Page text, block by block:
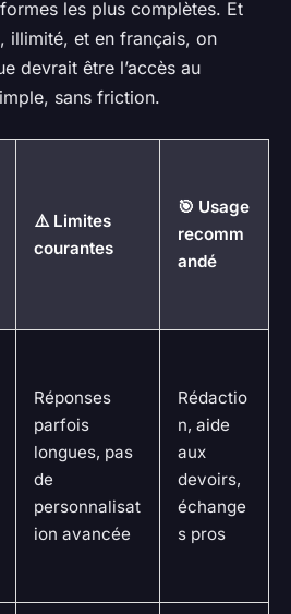
les plus complètes. Et
illimité, et en français, on
devrait être l’accès au
sans friction.
⚠️ Limites
courantes
🎯 Usage
recomm
andé
Réponses
parfois
longues, pas
de
personnalisat
ion avancée
Rédactio
n, aide
aux
devoirs,
échange
s pros